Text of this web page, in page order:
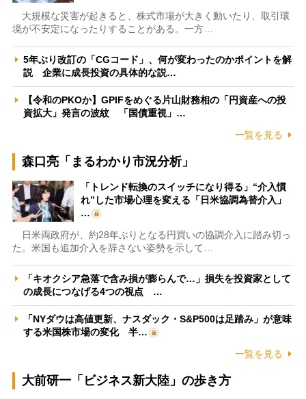
大規模な災害が起きると、株式市場が大きく動いたり、取引環
境が不安定になったりすることがある。一方…
5年ぶり改訂の「CGコード」、何が変わったのかポイントを解
説 企業に成長投資の具体的な説…
【令和のPKOか】GPIFをめぐる片山財務相の「円資産への投
資拡大」発言の波紋 「国債重視」…
一覧を見る
森口亮「まるわかり市況分析」
「トレンド転換のスイッチになり得る」“介入慣
れ”した市場心理を変える「日米協調為替介入」
…
日米両政府が、約28年ぶりとなる円買いの協調介入に踏み切っ
た。米国も追加介入を辞さない姿勢を示して…
「キオクシア急落で含み損が膨らんで…」損失を投資家として
の成長につなげる4つの視点 …
「NYダウは高値更新、ナスダック・S&P500は足踏み」が意味
する米国株市場の変化 半…
一覧を見る
大前研一「ビジネス新大陸」の歩き方